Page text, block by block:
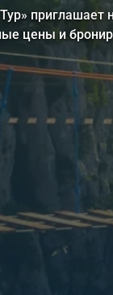
приглашает
цены и